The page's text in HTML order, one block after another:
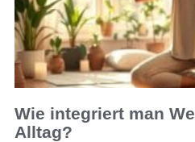
Wie integriert man
Alltag?